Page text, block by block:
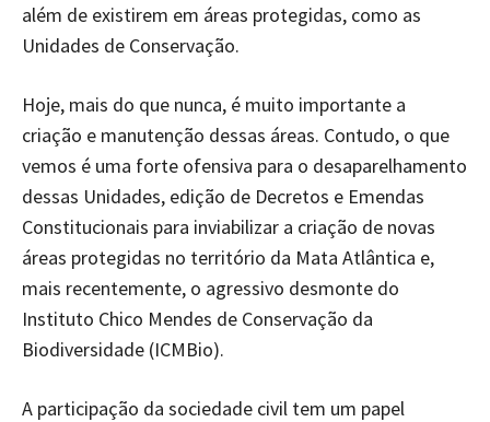
além de existirem em áreas protegidas, como as
Unidades de Conservação.
Hoje, mais do que nunca, é muito importante a
criação e manutenção dessas áreas. Contudo, o que
vemos é uma forte ofensiva para o desaparelhamento
dessas Unidades, edição de Decretos e Emendas
Constitucionais para inviabilizar a criação de novas
áreas protegidas no território da Mata Atlântica e,
mais recentemente, o agressivo desmonte do
Instituto Chico Mendes de Conservação da
Biodiversidade (ICMBio).
A participação da sociedade civil tem um papel